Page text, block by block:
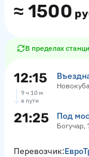
≈ 1500
В пределах
12:15
9 ч 10 м
в пути
21:25 Под
Перевозчик: